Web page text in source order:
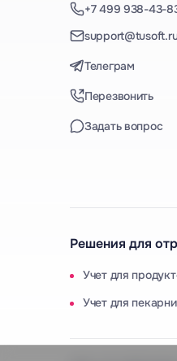
+7 499 938-43-
Телеграм
Перезвонить
Задать вопрос
Решения для
Учет для
Учет для пекарни